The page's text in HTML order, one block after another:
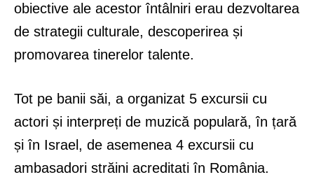
obiective ale acestor întâlniri erau dezvoltarea
de strategii culturale, descoperirea și
promovarea tinerelor talente.
Tot pe banii săi, a organizat 5 excursii cu
actori și interpreți de muzică populară, în țară
și în Israel, de asemenea 4 excursii cu
ambasadori străini acreditati în România.